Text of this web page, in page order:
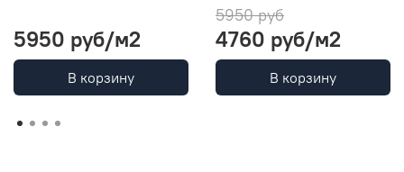
5950 руб/м2
В корзину
5950 руб
4760 руб/м2
В корзину